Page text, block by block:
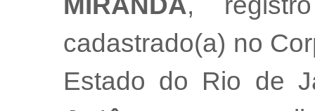
cadastrado(a) no
Estado do Rio de